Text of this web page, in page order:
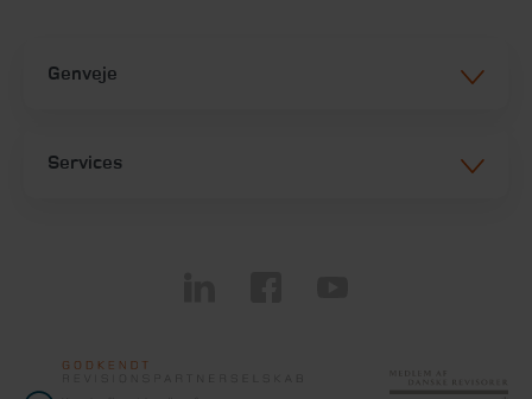
Genveje
Services